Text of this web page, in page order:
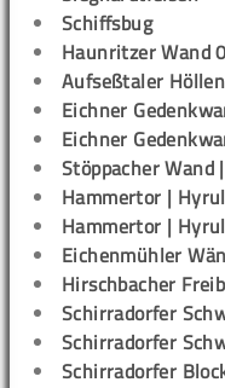
Schiffsbug
Haunritzer Wand
Aufseßtaler
Eichner
Eichner
Stöppacher Wand
Hammertor |
Hammertor |
Eichenmühler
Hirschbacher
Schirradorfer
Schirradorfer
Schirradorfer